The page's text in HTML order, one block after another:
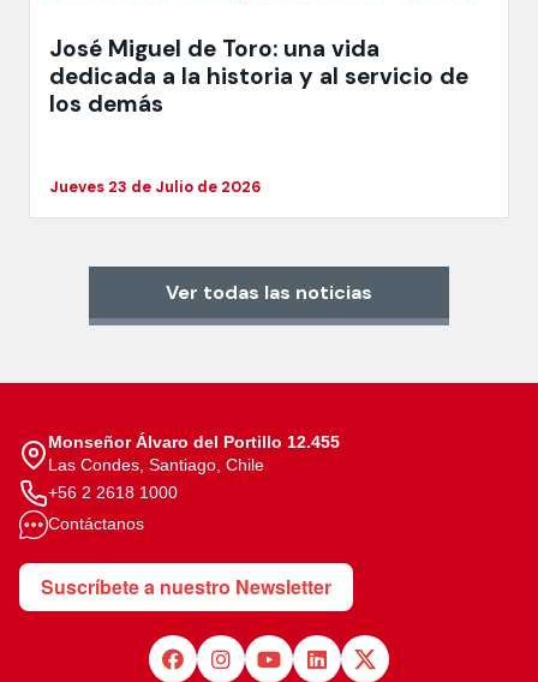
José Miguel de Toro: una vida
dedicada a la historia y al servicio de
los demás
Jueves 23 de Julio de 2026
Ver todas las noticias
Monseñor Álvaro del Portillo 12.455
Las Condes, Santiago, Chile
+56 2 2618 1000
Contáctanos
Suscríbete a nuestro Newsletter